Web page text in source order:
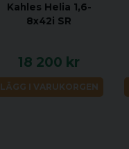
Kahles Helia 1,6-
8x42i SR
18 200 kr
LÄGG I VARUKORGEN